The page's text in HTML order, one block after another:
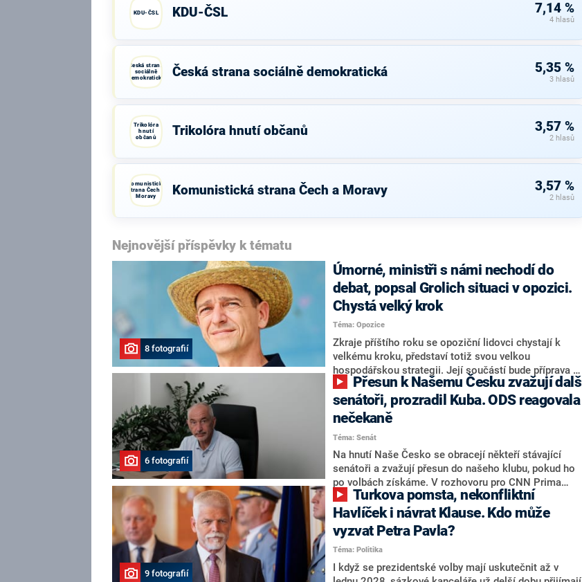
KDU-ČSL KDU-ČSL 7,14 %
4 hlasů
Česká strana
sociálně
demokratická
Česká strana sociálně demokratická 5,35 %
3 hlasů
Trikolóra
hnutí
občanů
Trikolóra hnutí občanů 3,57 %
2 hlasů
Komunistická
strana Čech a
Moravy
Komunistická strana Čech a Moravy 3,57 %
2 hlasů
Nejnovější příspěvky k tématu
8 fotografií
Úmorné, ministři s námi nechodí do
debat, popsal Grolich situaci v opozici.
Chystá velký krok
Téma: Opozice
Zkraje příštího roku se opoziční lidovci chystají k
velkému kroku, představí totiž svou velkou
hospodářskou strategii. Její součástí bude příprava na
stárnutí populace, řekl ve středu na setkání s novináři
nový předseda lidovců Jan Grolich. Ten zároveň v
senátních volbách kandiduje ve Vyškově. Popsal i
aktivitu opozice, o níž vládní strany nebo političtí
komentátoři mluví jako o slabé a v defenzivě. „Je to
úmorná práce upozorňovat na chyby vlády. Ministři s
námi navíc nechodí do debat. Chceme ale ukazovat
svoje témata,“ odpověděl Grolich na dotaz CNN Prima
NEWS.
6 fotografií
senátoři, prozradil Kuba. ODS reagovala
nečekaně
Téma: Senát
Na hnutí Naše Česko se obracejí někteří stávající
senátoři a zvažují přesun do našeho klubu, pokud ho
po volbách získáme. V rozhovoru pro CNN Prima
NEWS to řekl zakladatel hnutí a jihočeský hejtman
Martin Kuba. Konkrétní nebyl, ale získat by takto mohl
například senátora Zdeňka Hrabu, který je dnes
součástí klubu ODS a TOP 09. Hraba to na dotaz
redakce nevyloučil. Předseda klubu senátorů ODS
Zdeněk Nytra redakci řekl, že počítá s odchodem
některých senátorů z klubu a že Naše Česko není
9 fotografií
Havlíček i návrat Klause. Kdo může
vyzvat Petra Pavla?
Téma: Politika
I když se prezidentské volby mají uskutečnit až v